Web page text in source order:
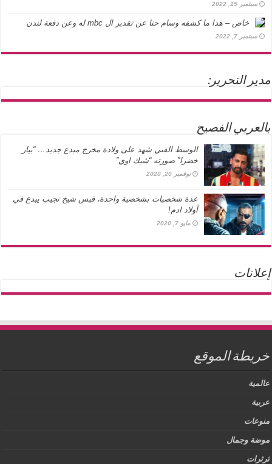
سبتمبر 15, 2022
خاص – هذا ما كشفه وسام حنا عن تقدير ال mbc له وعن دفعة لندن
سبتمبر 7, 2022
مدير التحرير:
بالعربي الفصيح
الوسط الفني شهد على ولادة مخرج مبدع جديد… “بيار
خضرا” صورته “شيك اوي”
نوفمبر 20, 2020
عدة شخصيات بشخصية واحدة، قيس شيخ نجيب يبدع في
أولاد ادم!
مايو 7, 2020
إعلانات
خريطة الموقع
عالمية
عربية
منوعات
موضة وجمال
ثرثرات